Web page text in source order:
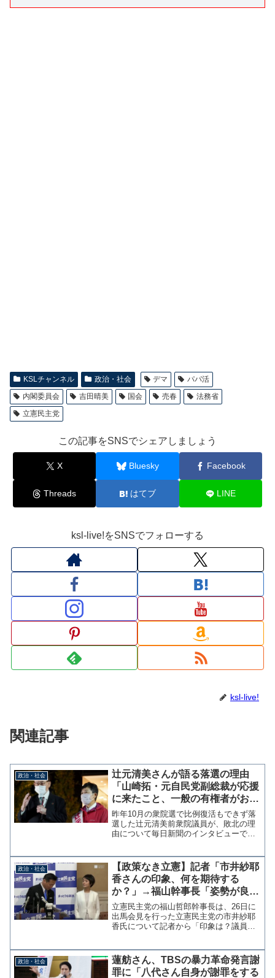
KSLチャンネル 政治・社会 デマ
パパ活
内閣委員会
吉田晴美 国会 売春
法務省
立憲民主党
この記事をSNSでシェアしましょう
X Bluesky Facebook
Threads はてブ LINE
ksl-live!をSNSでフォローする
ksl-live!
関連記事
政治・社会
辻元清美さんが語る落選の理由
「山崎拓・元自民党副総裁が応援
に来たこと、一般の有権者がおか
しいと思ったことは否めない」
昨年10月の衆院選で比例復活もできず落
選した辻元清美前衆院議員が、敗北の理
由について毎日新聞のインタビューで語
裁が応援に駆け付け批判されたことも含
まれている。持続可能な...
政治・社会
【政策なき立憲】記者「市井紗耶
香さんの印象、何を期待する
か？」→福山幹事長「姿勢が良
い、背筋がピン！う～ん・・・あ
と・・・ほんとに背筋が・・・」
立憲民主党の福山哲郎幹事長は、26日に
出馬会見を行った立憲民主党の市井紗耶
香氏について記者から「印象は？議員と
としてる」と答え、政策面での期待につ
いては「本当に背筋がピ...
政治・社会
蓮舫さん、TBSの暴力革命発言謝
罪に「八代さん自身が謝罪をする